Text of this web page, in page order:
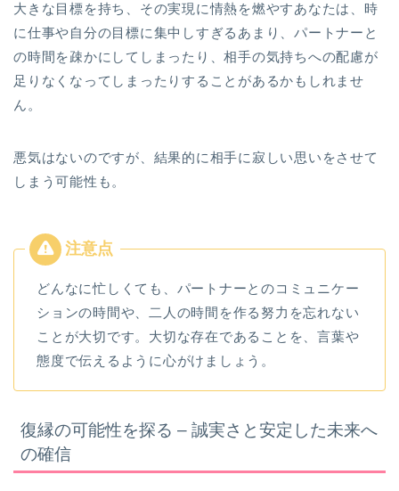
大きな目標を持ち、その実現に情熱を燃やすあなたは、時
に仕事や自分の目標に集中しすぎるあまり、パートナーと
の時間を疎かにしてしまったり、相手の気持ちへの配慮が
足りなくなってしまったりすることがあるかもしれませ
ん。
悪気はないのですが、結果的に相手に寂しい思いをさせて
しまう可能性も。
どんなに忙しくても、パートナーとのコミュニケー
ションの時間や、二人の時間を作る努力を忘れない
ことが大切です。大切な存在であることを、言葉や
態度で伝えるように心がけましょう。
復縁の可能性を探る – 誠実さと安定した未来へ
の確信